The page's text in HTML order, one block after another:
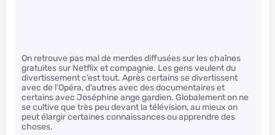
On retrouve pas mal de merdes diffusées sur les chaînes
gratuites sur Netflix et compagnie. Les gens veulent du
divertissement c’est tout. Après certains se divertissent
avec de l’Opéra, d’autres avec des documentaires et
certains avec Joséphine ange gardien. Globalement on ne
se cultive que très peu devant la télévision, au mieux on
peut élargir certaines connaissances ou apprendre des
choses.